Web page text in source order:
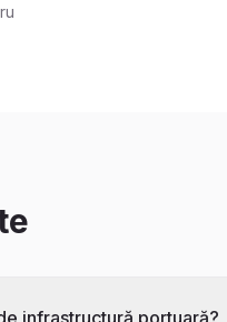
infrastructură portuară?